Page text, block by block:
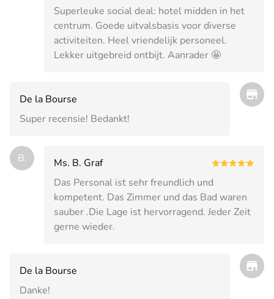
Superleuke social deal: hotel midden in het
centrum. Goede uitvalsbasis voor diverse
activiteiten. Heel vriendelijk personeel.
Lekker uitgebreid ontbijt. Aanrader 🤩
De la Bourse
Super recensie! Bedankt!
B.
Ms. B. Graf
Das Personal ist sehr freundlich und
kompetent. Das Zimmer und das Bad waren
sauber .Die Lage ist hervorragend. Jeder Zeit
gerne wieder.
De la Bourse
Danke!